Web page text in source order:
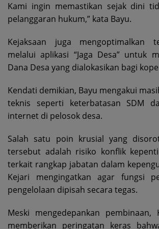
Kami ingin memastikan sejak dini
pelanggaran hukum,” kata Bayu.
Kejaksaan juga mengoptimalkan
melalui aplikasi “Jaga Desa” untuk
Dana Desa yang dialokasikan bagi
Kendati demikian, Bayu mengakui
teknis seperti keterbatasan SDM
internet di pelosok desa.
Salah satu poin krusial yang
tersebut adalah risiko konflik
terkait rangkap jabatan dalam
Kejari mengingatkan agar fungsi
pengelolaan dipisah secara tegas.
Meski mengedepankan pembinaan,
memberikan peringatan keras